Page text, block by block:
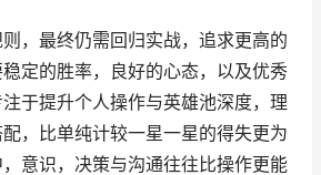
，最终仍需回归实战，追求更高的
定的胜率，良好的心态，以及优秀
于提升个人操作与英雄池深度，理
，比单纯计较一星一星的得失更为
意识，决策与沟通往往比操作更能